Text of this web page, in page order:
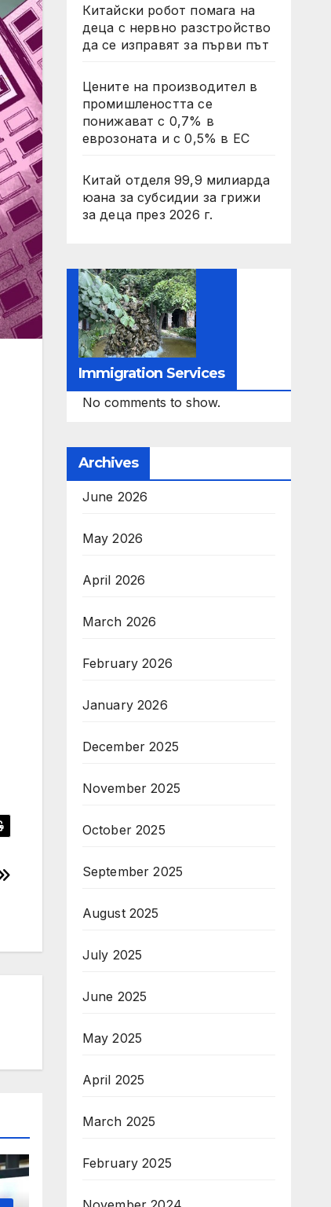
Китайски робот помага на
деца с нервно разстройство
да се изправят за първи път
Цените на производител в
промишлеността се
понижават с 0,7% в
еврозоната и с 0,5% в ЕС
Китай отделя 99,9 милиарда
юана за субсидии за грижи
за деца през 2026 г.
Immigration Services
No comments to show.
Archives
June 2026
May 2026
April 2026
March 2026
February 2026
January 2026
December 2025
November 2025
October 2025
September 2025
August 2025
July 2025
June 2025
May 2025
April 2025
March 2025
February 2025